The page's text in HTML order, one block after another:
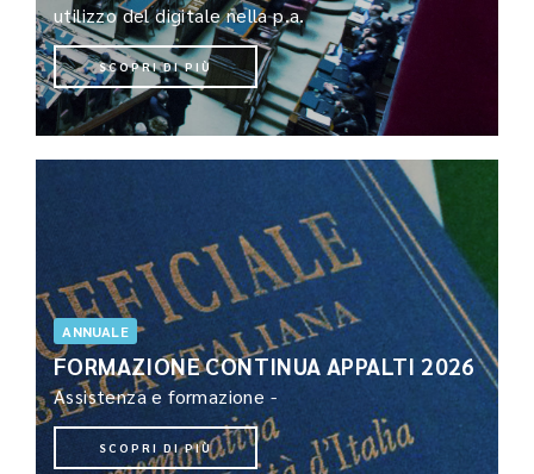
utilizzo del digitale nella p.a.
SCOPRI DI PIÙ
ANNUALE
FORMAZIONE CONTINUA APPALTI 2026
Assistenza e formazione -
SCOPRI DI PIÙ